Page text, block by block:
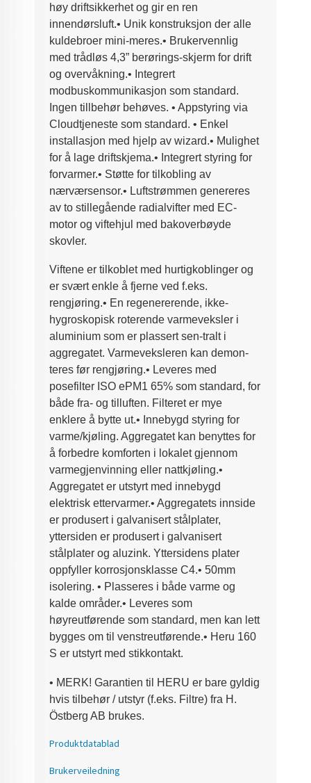
høy driftsikkerhet oggir en ren
innendørsluft.• Unik konstruksjon der alle
kuldebroer mini-meres.• Brukervennlig
med trådløs 4,3” berørings-skjerm for drift
og overvåkning.• Integrert
modbuskommunikasjon somstandard.
Ingen tillbehør behøves.•Appstyring via
Cloudtjeneste som standard.• Enkel
installasjon med hjelp av wizard.• Mulighet
for å lage driftskjema.• Integrert styring for
forvarmer.• Støtte for tilkobling av
nærværsensor.• Luftstrømmen genereres
av to stillegående radialvifter med EC-
motor og viftehjul med bakoverbøyde
skovler.
Viftene er tilkoblet med hurtigkoblinger og
ersvært enkle å fjerne ved f.eks.
rengjøring.• En regenererende, ikke-
hygroskopisk roterendevarmeveksler i
aluminium som er plassert sen-tralt i
aggregatet. Varmeveksleren kan demon-
teres før rengjøring.• Leveres med
posefilter ISO ePM1 65% somstandard, for
både fra- og tilluften. Filteret er mye
enklere å bytte ut.• Innebygd styring for
varme/kjøling. Aggregatet kan benyttes for
å forbedre komforten i lokaletgjennom
varmegjenvinning eller nattkjøling.•
Aggregatet er utstyrt med innebygd
elektriskettervarmer.•Aggregatets innside
er produsert i galvanisertstålplater,
yttersiden er produsert igalvanisert
stålplater og aluzink. Yttersidens plater
oppfyller korrosjonsklasse C4.•50mm
isolering.• Plasseres i både varme og
kalde områder.• Leveres som
høyreutførende som standard, men kan lett
bygges om til venstreutførende.• Heru 160
S er utstyrt med stikkontakt.
• MERK! Garantien til HERU er bare gyldig
hvis tilbehør / utstyr (f.eks. Filtre) fra H.
Östberg AB brukes.
Produktdatablad
Brukerveiledning